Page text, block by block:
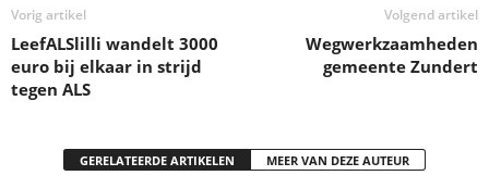
Vorig artikel
LeefALSlilli wandelt 3000
euro bij elkaar in strijd
tegen ALS
Volgend artikel
Wegwerkzaamheden
gemeente Zundert
GERELATEERDE ARTIKELEN MEER VAN DEZE AUTEUR